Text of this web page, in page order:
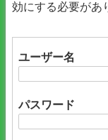
効にする必要があ
ユーザー名
パスワード